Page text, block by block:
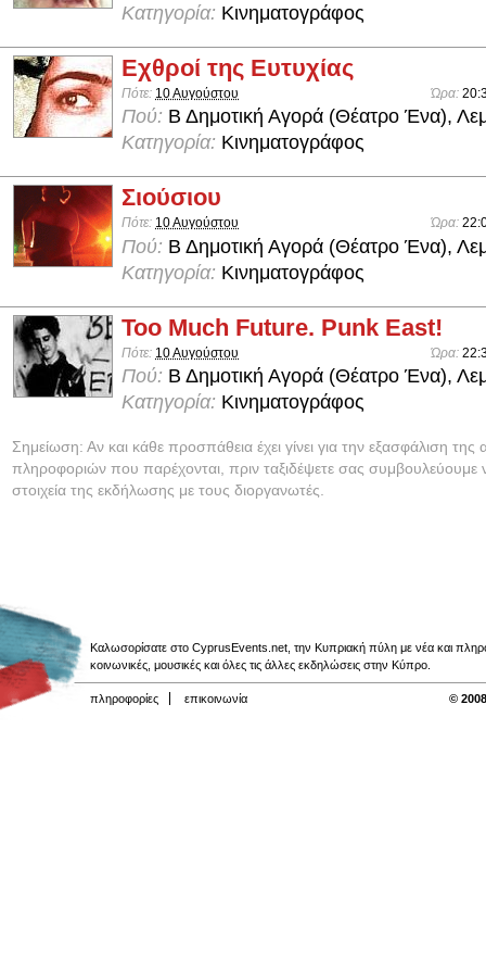
Κατηγορία: Κινηματογράφος
Εχθροί της Ευτυχίας
Πότε: 10 Αυγούστου Ώρα:
Πού: Β Δημοτική Αγορά (Θέατρο Ένα),
Κατηγορία: Κινηματογράφος
Σιούσιου
Πότε: 10 Αυγούστου Ώρα:
Πού: Β Δημοτική Αγορά (Θέατρο Ένα),
Κατηγορία: Κινηματογράφος
Too Much Future. Punk East!
Πότε: 10 Αυγούστου Ώρα:
Πού: Β Δημοτική Αγορά (Θέατρο Ένα),
Κατηγορία: Κινηματογράφος
Σημείωση: Αν και κάθε προσπάθεια έχει γίνει για την εξασφάλιση της
πληροφοριών που παρέχονται, πριν ταξιδέψετε σας συμβουλεύουμε
στοιχεία της εκδήλωσης με τους διοργανωτές.
Καλωσορίσατε στο CyprusEvents.net, την Κυπριακή πύλη με νέα και
κοινωνικές, μουσικές και όλες τις άλλες εκδηλώσεις στην Κύπρο.
πληροφορίες επικοινωνία ©